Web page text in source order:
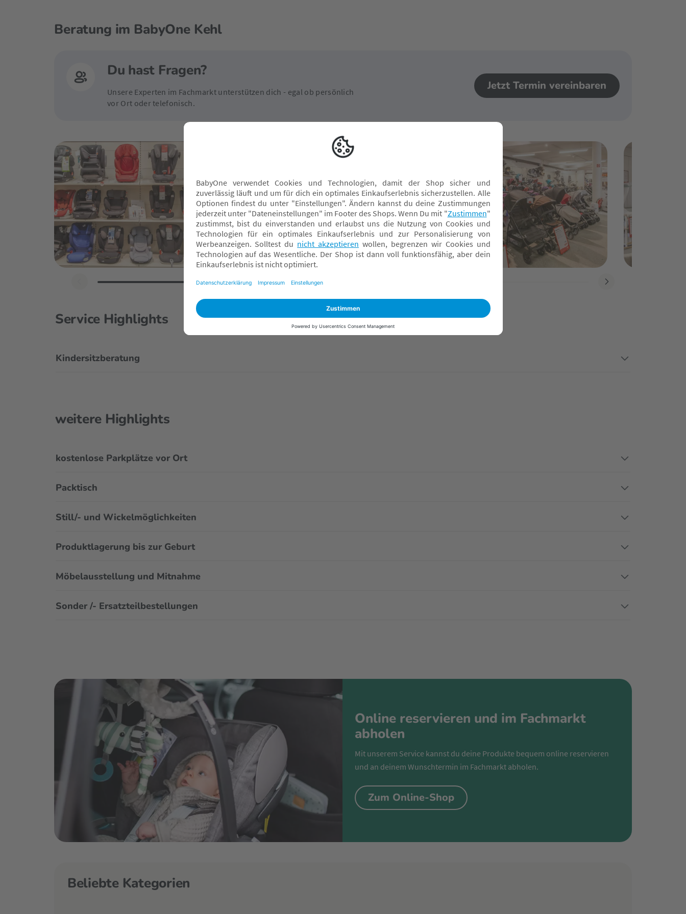
Beratung im BabyOne Kehl
Du hast Fragen?
Unsere Experten im Fachmarkt unterstützen dich - egal ob persönlich
vor Ort oder telefonisch.
Jetzt Termin vereinbaren
Service Highlights
Kindersitzberatung
weitere Highlights
kostenlose Parkplätze vor Ort
Packtisch
Still/- und Wickelmöglichkeiten
Produktlagerung bis zur Geburt
Möbelausstellung und Mitnahme
Sonder /- Ersatzteilbestellungen
Online reservieren und im Fachmarkt
abholen
Mit unserem Service kannst du deine Produkte bequem online reservieren
und an deinem Wunschtermin im Fachmarkt abholen.
Zum Online-Shop
Beliebte Kategorien